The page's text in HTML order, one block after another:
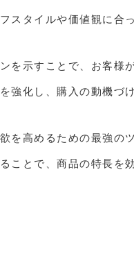
スタイルや価値観に合
を示すことで、お客
強化し、購入の動機づ
を高めるための最強
ことで、商品の特長を